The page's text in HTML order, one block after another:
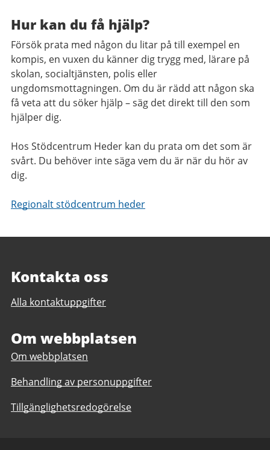
Hur kan du få hjälp?
Försök prata med någon du litar på till exempel en
kompis, en vuxen du känner dig trygg med, lärare på
skolan, socialtjänsten, polis eller
ungdomsmottagningen. Om du är rädd att någon ska
få veta att du söker hjälp – säg det direkt till den som
hjälper dig.
Hos Stödcentrum Heder kan du prata om det som är
svårt. Du behöver inte säga vem du är när du hör av
dig.
Regionalt stödcentrum heder
Kontakta oss
Alla kontaktuppgifter
Om webbplatsen
Om webbplatsen
Behandling av personuppgifter
Tillgänglighetsredogörelse